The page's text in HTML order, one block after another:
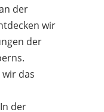
der
wir
der
das
der